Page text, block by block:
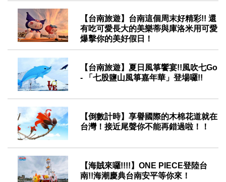
2026-07-17
【台南旅遊】台南這個周末好精彩!! 還
有吃可愛長大的美樂蒂與庫洛米用可愛
爆擊你的美好假日！
2024-10-11
【台南旅遊】夏日風箏饗宴!!風吹七Go
- 「七股鹽山風箏嘉年華」登場囉!!
2024-08-16
【倒數計時】享譽國際的木棉花道就在
台灣！接近尾聲你不能再錯過啦！！
2024-03-15
【海賊來囉!!!!】ONE PIECE登陸台
南!!海潮慶典台南安平等你來！